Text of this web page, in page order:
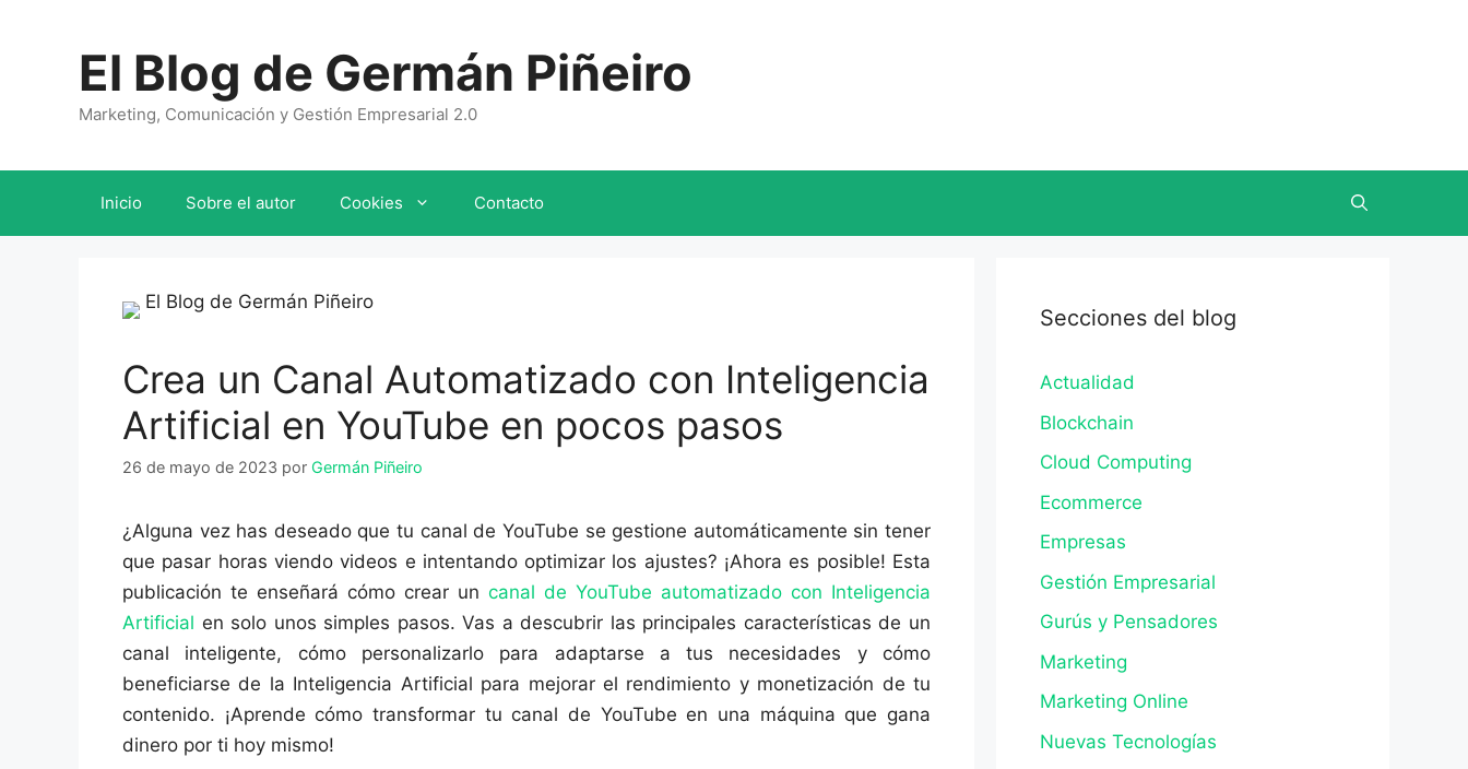
El Blog de Germán Piñeiro
Marketing, Comunicación y Gestión Empresarial 2.0
Inicio Sobre el autor Cookies Contacto
Crea un Canal Automatizado con Inteligencia
Artificial en YouTube en pocos pasos
26 de mayo de 2023 por Germán Piñeiro
¿Alguna vez has deseado que tu canal de YouTube se gestione automáticamente sin tener
que pasar horas viendo videos e intentando optimizar los ajustes? ¡Ahora es posible! Esta
publicación te enseñará cómo crear un canal de YouTube automatizado con Inteligencia
Artificial en solo unos simples pasos. Vas a descubrir las principales características de un
canal inteligente, cómo personalizarlo para adaptarse a tus necesidades y cómo
beneficiarse de la Inteligencia Artificial para mejorar el rendimiento y monetización de tu
contenido. ¡Aprende cómo transformar tu canal de YouTube en una máquina que gana
dinero por ti hoy mismo!
Secciones del blog
Actualidad
Blockchain
Cloud Computing
Ecommerce
Empresas
Gestión Empresarial
Gurús y Pensadores
Marketing
Marketing Online
Nuevas Tecnologías